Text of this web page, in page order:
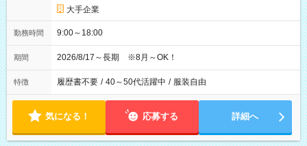
大手企業
勤務時間 9:00～18:00
期間 2026/8/17～長期 ※8月～OK！
特徴 履歴書不要 / 40～50代活躍中 / 服装自由
気になる！ 応募する 詳細へ